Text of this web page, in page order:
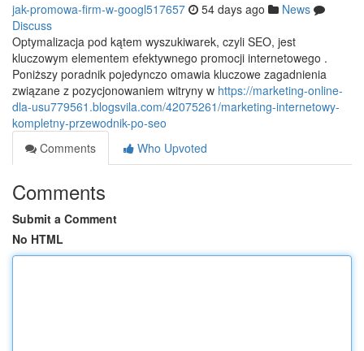
jak-promowa-firm-w-googl517657 54 days ago
News
Discuss
Optymalizacja pod kątem wyszukiwarek, czyli SEO, jest
kluczowym elementem efektywnego promocji internetowego .
Poniższy poradnik pojedynczo omawia kluczowe zagadnienia
związane z pozycjonowaniem witryny w https://marketing-online-
dla-usu779561.blogsvila.com/42075261/marketing-internetowy-
kompletny-przewodnik-po-seo
Comments
Who Upvoted
Comments
Submit a Comment
No HTML